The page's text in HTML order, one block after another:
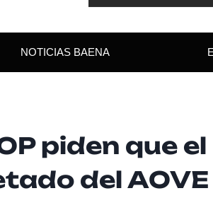
NOTICIAS BAENA
piden que el
del